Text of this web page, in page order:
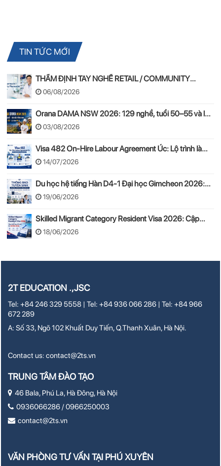
TIN TỨC MỚI
THẨM ĐỊNH TAY NGHỀ RETAIL / COMMUNITY
PHARMACIST ÚC 2026 – APC & OPRA
06/08/2026
Orana DAMA NSW 2026: 129 nghề, tuổi 50–55 và lộ
trình PR
03/08/2026
Visa 482 On-Hire Labour Agreement Úc: Lộ trình làm
việc hợp pháp theo mô hình On-Hire
14/07/2026
Du học hệ tiếng Hàn D4-1 Đại học Gimcheon 2026:
Tuyển sinh, chi phí, hồ sơ
19/06/2026
Skilled Migrant Category Resident Visa 2026: Cập
nhật thay đổi mới từ 24/08/2026
18/06/2026
2T EDUCATION .,JSC
Tel: +84 246 329 5558 | Tel: +84 936 066 286 | Tel: +84 966
672 289
A: Số 33, Ngõ 102 Khuất Duy Tiến, Q.Thanh Xuân, Hà Nội.
Contact us:contact@2ts.vn
TRUNG TÂM ĐÀO TẠO
46 Bala, Phú La, Hà Đông, Hà Nội
0936066286 / 0966250003
contact@2ts.vn
VĂN PHÒNG TƯ VẤN TẠI PHÚ XUYÊN